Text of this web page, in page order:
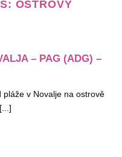
OSTROVY
– PAG (ADG) –
v Novalje na ostrově